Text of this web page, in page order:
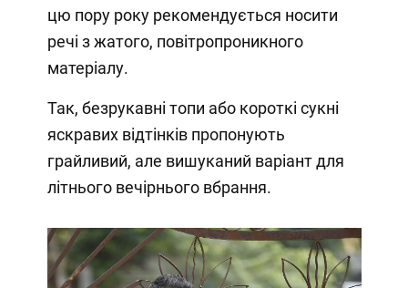
цю пору року рекомендується носити
речі з жатого, повітропроникного
матеріалу.
Так, безрукавні топи або короткі сукні
яскравих відтінків пропонують
грайливий, але вишуканий варіант для
літнього вечірнього вбрання.